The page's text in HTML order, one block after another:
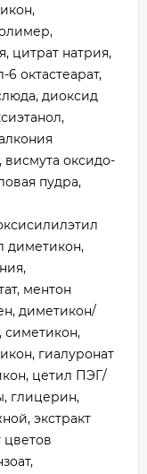
цитрат натрия,
октастеарат,
диоксид
висмута оксидо-
пудра,
диметикон,
ментон
диметикон/
гиалуронат
цетил ПЭГ/
глицерин,
экстракт
цветов